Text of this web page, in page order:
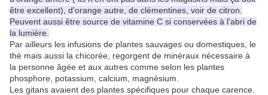
être excellent), d'orange autre, de clémentines, voir de citron.
Peuvent aussi être source de vitamine C si conservées à l'abri de
la lumière.
Par ailleurs les infusions de plantes sauvages ou domestiques, le
thé mais aussi la chicorée, regorgent de minéraux nécessaire à
la personne âgée et aux autres comme selon les plantes
phosphore, potassium, calcium, magnésium.
Les gitans avaient des plantes spécifiques pour chaque carence.